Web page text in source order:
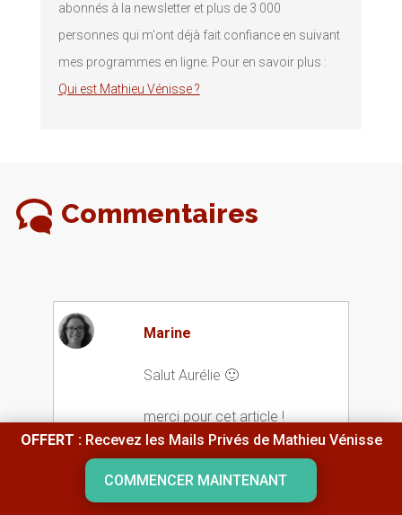
abonnés à la newsletter et plus de 3 000
personnes qui m'ont déjà fait confiance en suivant
mes programmes en ligne. Pour en savoir plus :
Qui est Mathieu Vénisse ?
Commentaires
Marine
Salut Aurélie 🙂
merci pour cet article !
« Les croyances limitantes sont
tellement ancrées en nous que
OFFERT :Recevez les Mails Privés de Mathieu Vénisse
COMMENCER MAINTENANT